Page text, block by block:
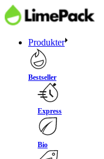
Produkter
Bestseller
Express
Bio